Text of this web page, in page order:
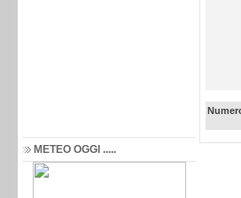
METEO OGGI .....